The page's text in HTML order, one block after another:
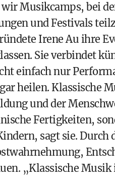
Musikcamps, bei
und Festivals
Irene Au ihre
Sie verbindet
einfach nur
heilen. Klassische
und der
Fertigkeiten,
sagt sie. Durch
„Klassische